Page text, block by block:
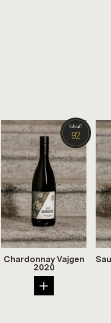
Char­don­nay Va­j­gen
2020